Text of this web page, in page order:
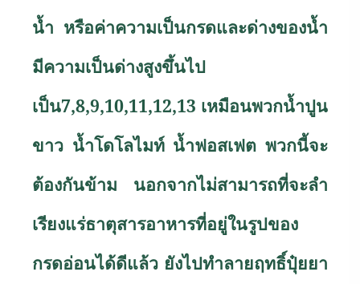
น้ำ หรือค่าความเป็นกรดและด่างของน้ำ
มีความเป็นด่างสูงขึ้นไป
เป็น7,8,9,10,11,12,13 เหมือนพวกน้ำปูน
ขาว น้ำโดโลไมท์ น้ำฟอสเฟต พวกนี้จะ
ต้องกันข้าม นอกจากไม่สามารถที่จะลำ
เรียงแร่ธาตุสารอาหารที่อยู่ในรูปของ
กรดอ่อนได้ดีแล้ว ยังไปทำลายฤทธิ์ปุ๋ยยา